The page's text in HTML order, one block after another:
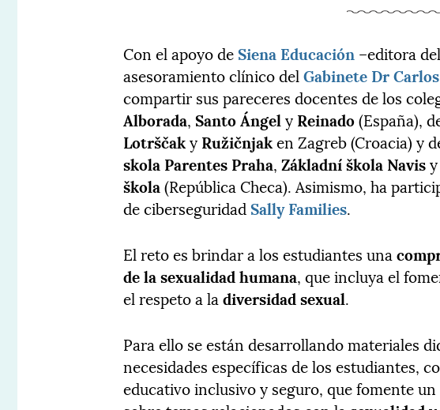
Con el apoyo deSiena Educación –editora
asesoramiento clínico delGabinete Dr
compartir sus pareceres docentes de los
Alborada,Santo Ángel y Reinado(España),
Lotrščaky Ružičnjaken Zagreb (Croacia) y
skola Parentes Praha,Základní škola Navis
škola(República Checa). Asimismo, ha
de ciberseguridadSally Families.
El reto es brindar a los estudiantes una
de la sexualidad humana, que incluya el
el respeto a ladiversidad sexual.
Para ello se están desarrollando materiales
necesidades específicas de los estudiantes,
educativo inclusivo y seguro, que fomente